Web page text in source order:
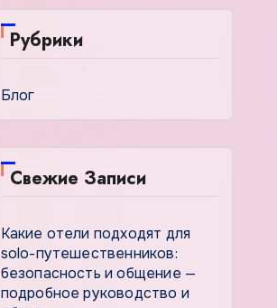
Рубрики
Блог
Свежие Записи
Какие отели подходят для
solo-путешественников:
безопасность и общение —
подробное руководство и